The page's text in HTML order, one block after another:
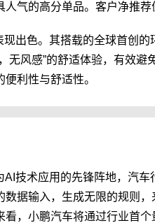
气的高分单品。客户净推
现出色。其搭载的全球首创
无风感”的舒适体验，有效
利性与舒适性。
技术应用的先锋阵地，汽
据输入，生成无限的规则
，小鹏汽车将通过行业首